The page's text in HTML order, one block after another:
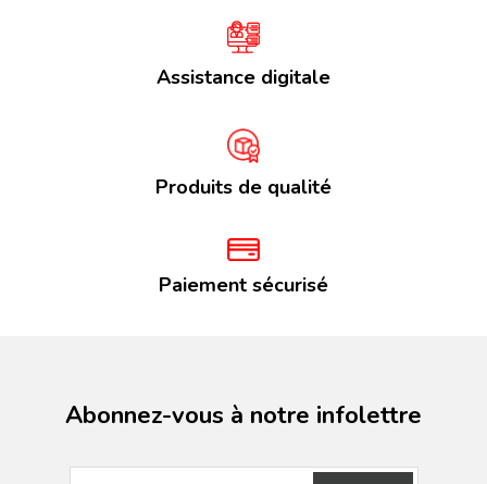
Assistance digitale
Produits de qualité
Paiement sécurisé
Abonnez-vous à notre infolettre